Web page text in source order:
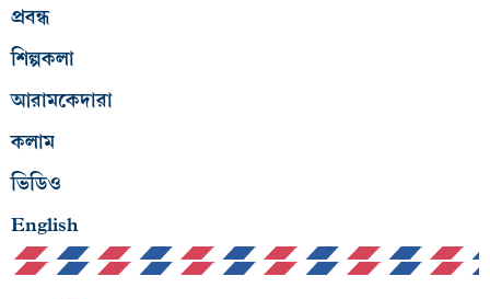
প্রবন্ধ
শিল্পকলা
আরামকেদারা
কলাম
ভিডিও
English